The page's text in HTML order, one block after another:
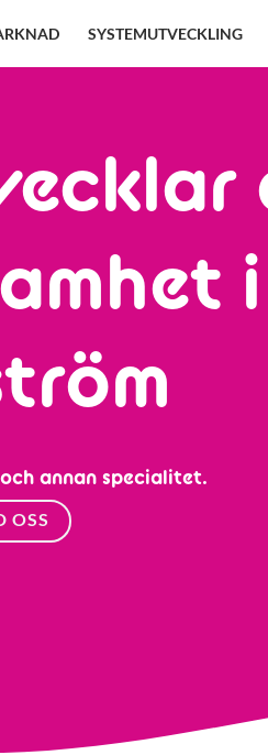
SYSTEMUTVECKLING
i
annan specialitet.
OSS